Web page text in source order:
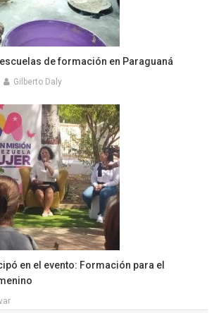
escuelas de formación en Paraguaná
Gilberto Daly
en el evento: Formación para el